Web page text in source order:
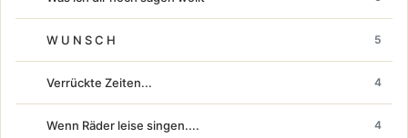
W U N S C H 5
Verrückte Zeiten... 4
Wenn Räder leise singen.... 4